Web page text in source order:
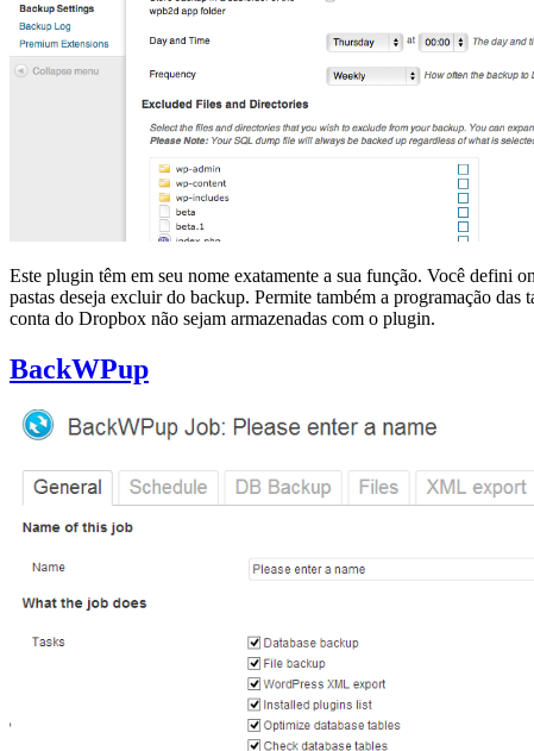
Este plugin têm em seu nome exatamente a sua função. Você defini
pastas deseja excluir do backup. Permite também a programação
conta do Dropbox não sejam armazenadas com o plugin.
BackWPup